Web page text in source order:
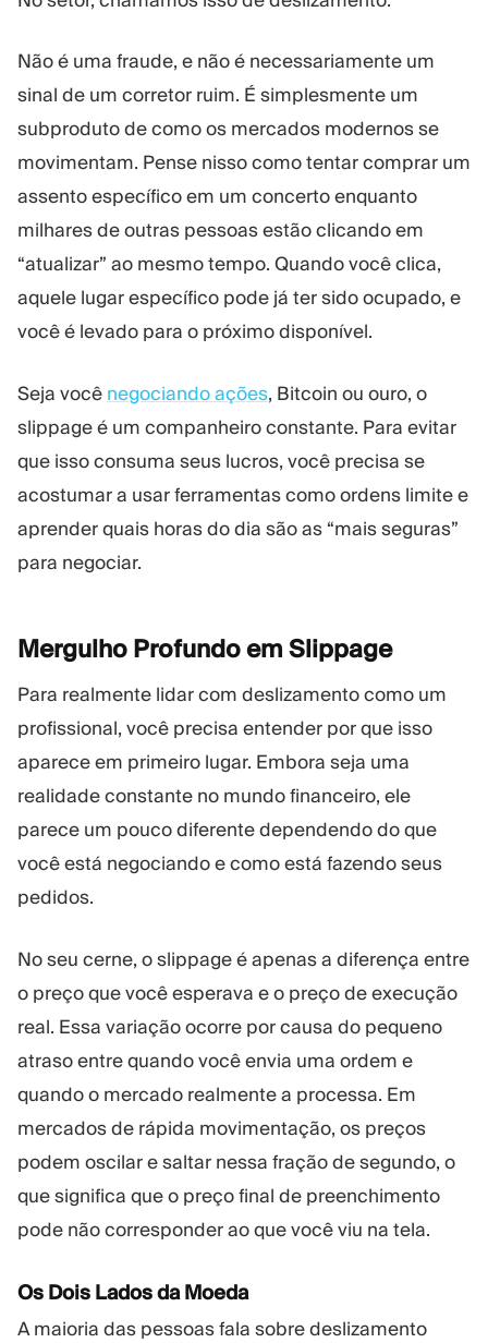
Não é uma fraude, e não é necessariamente um
sinal de um corretor ruim. É simplesmente um
subproduto de como os mercados modernos se
movimentam. Pense nisso como tentar comprar um
assento específico em um concerto enquanto
milhares de outras pessoas estão clicando em
“atualizar” ao mesmo tempo. Quando você clica,
aquele lugar específico pode já ter sido ocupado, e
você é levado para o próximo disponível.
Seja você negociando ações, Bitcoin ou ouro, o
slippage é um companheiro constante. Para evitar
que isso consuma seus lucros, você precisa se
acostumar a usar ferramentas como ordens limite e
aprender quais horas do dia são as “mais seguras”
para negociar.
Mergulho Profundo em Slippage
Para realmente lidar com deslizamento como um
profissional, você precisa entender por que isso
aparece em primeiro lugar. Embora seja uma
realidade constante no mundo financeiro, ele
parece um pouco diferente dependendo do que
você está negociando e como está fazendo seus
pedidos.
No seu cerne, o slippage é apenas a diferença entre
o preço que você esperava e o preço de execução
real. Essa variação ocorre por causa do pequeno
atraso entre quando você envia uma ordem e
quando o mercado realmente a processa. Em
mercados de rápida movimentação, os preços
podem oscilar e saltar nessa fração de segundo, o
que significa que o preço final de preenchimento
pode não corresponder ao que você viu na tela.
Os Dois Lados da Moeda
A maioria das pessoas fala sobre deslizamento
Calculadora de lucro
Notícias da empresa
Sustentabilidade
SIGA-NOS